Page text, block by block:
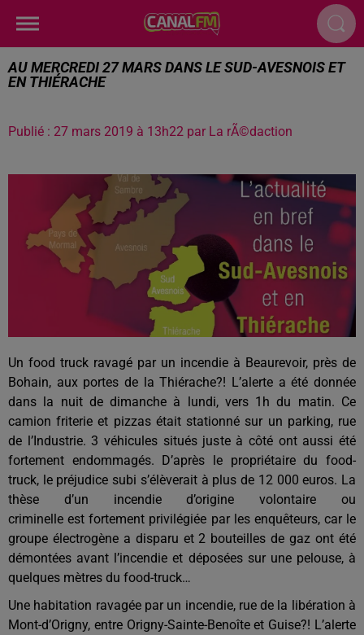
AU MERCREDI 27 MARS DANS LE SUD-AVESNOIS ET
EN THIÉRACHE
Publié : 27 mars 2019 à 13h22 par La rÃ©daction
Un food truck ravagé par un incendie à Beaurevoir, près de
Bohain, aux portes de la Thiérache?! L’alerte a été donnée
dans la nuit de dimanche à lundi, vers 1h du matin. Ce
camion friterie et pizzas était stationné sur un parking, rue
de l’Industrie. 3 véhicules situés juste à côté ont aussi été
fortement endommagés. D’après le propriétaire du food-
truck, le préjudice subi s’élèverait à plus de 12 000 euros. La
thèse d’un incendie
d’origine
volontaire ou
criminelle est fortement privilégiée par les enquêteurs, car le
groupe électrogène a disparu et 2 bouteilles de gaz ont été
démontées avant l’incendie et déposées sur une pelouse, à
quelques mètres du food-truck…
Une habitation ravagée par un incendie, rue de la libération à
Mont-d’Origny, entre Origny-Sainte-Benoîte et Guise?! L’alerte